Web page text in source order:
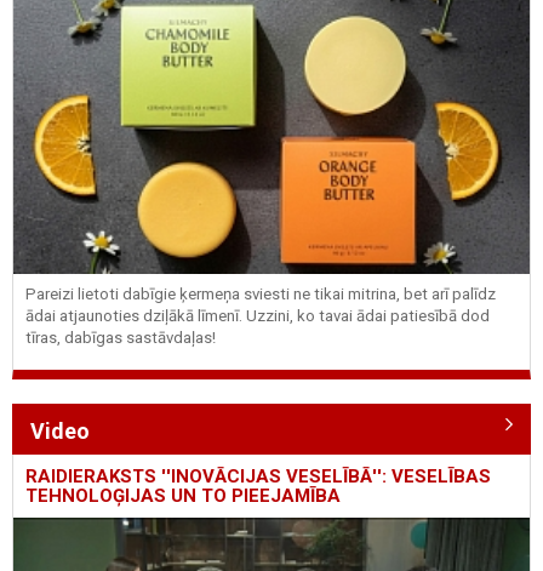
Pareizi lietoti dabīgie ķermeņa sviesti ne tikai mitrina, bet arī palīdz
ādai atjaunoties dziļākā līmenī. Uzzini, ko tavai ādai patiesībā dod
tīras, dabīgas sastāvdaļas!
Video
RAIDIERAKSTS ''INOVĀCIJAS VESELĪBĀ'': VESELĪBAS
TEHNOLOĢIJAS UN TO PIEEJAMĪBA